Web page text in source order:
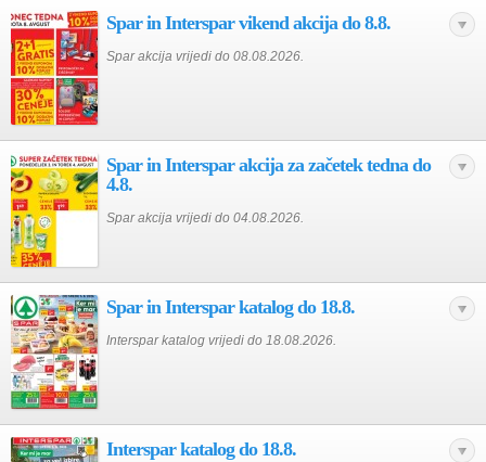
Spar in Interspar vikend akcija do 8.8.
Spar akcija vrijedi do 08.08.2026.
Spar in Interspar akcija za začetek tedna do
4.8.
Spar akcija vrijedi do 04.08.2026.
Spar in Interspar katalog do 18.8.
Interspar katalog vrijedi do 18.08.2026.
Interspar katalog do 18.8.